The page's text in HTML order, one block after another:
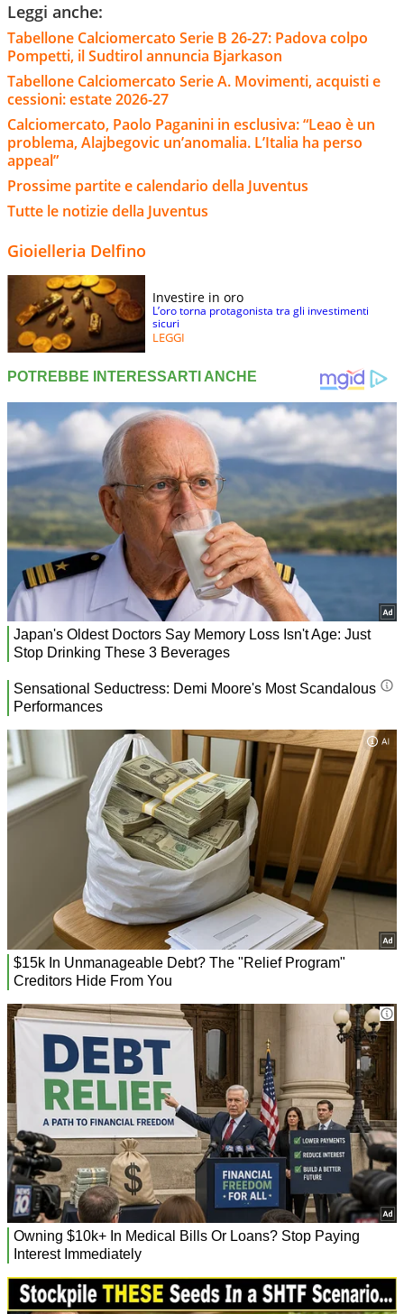
Leggi anche:
Tabellone Calciomercato Serie B 26-27: Padova colpo
Pompetti, il Sudtirol annuncia Bjarkason
Tabellone Calciomercato Serie A. Movimenti, acquisti e
cessioni: estate 2026-27
Calciomercato, Paolo Paganini in esclusiva: “Leao è un
problema, Alajbegovic un’anomalia. L’Italia ha perso
appeal”
Prossime partite e calendario della Juventus
Tutte le notizie della Juventus
Gioielleria Delfino
Investire in oro
L’oro torna protagonista tra gli investimenti
sicuri
LEGGI